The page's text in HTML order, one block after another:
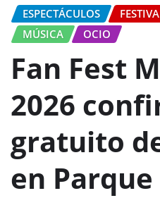
ESPECTÁCULOS
MÚSICA
OCIO
Fan Fest
2026
gratuito
en